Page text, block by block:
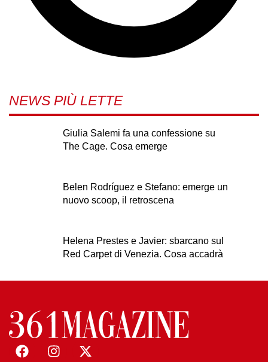
NEWS PIÙ LETTE
Giulia Salemi fa una confessione su
The Cage. Cosa emerge
Belen Rodríguez e Stefano: emerge un
nuovo scoop, il retroscena
Helena Prestes e Javier: sbarcano sul
Red Carpet di Venezia. Cosa accadrà